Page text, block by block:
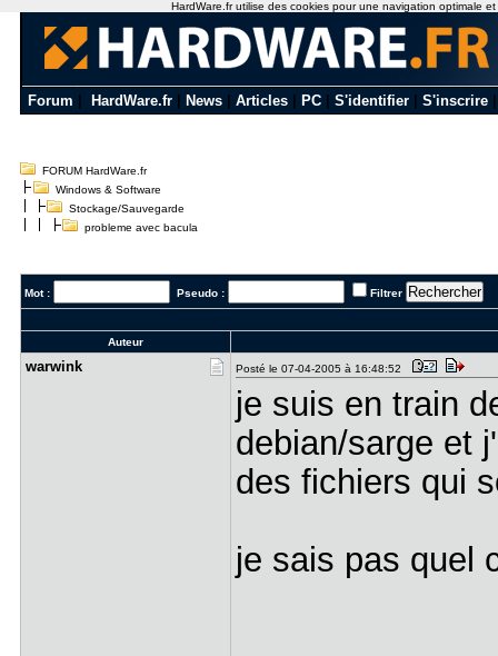
Forum HardWare.fr News Articles PC S'identifier S'inscrire
FORUM HardWare.fr
Windows & Software
Stockage/Sauvegarde
probleme avec bacula
Mot : Pseudo : Filtrer
Auteur
warwink Posté le 07-04-2005 à 16:48:52
je suis en train
debian/sarge et
des fichiers qui
je sais pas quel
HardWare.fr utilise des cookies pour une navigation optimale